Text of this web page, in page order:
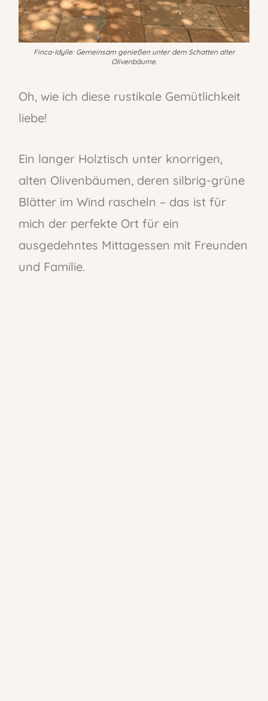
Finca-Idylle: Gemeinsam genießen unter dem Schatten alter
Olivenbäume.
Oh, wie ich diese rustikale Gemütlichkeit
liebe!
Ein langer Holztisch unter knorrigen,
alten Olivenbäumen, deren silbrig-grüne
Blätter im Wind rascheln – das ist für
mich der perfekte Ort für ein
ausgedehntes Mittagessen mit Freunden
und Familie.